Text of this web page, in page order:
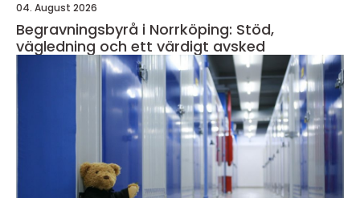
04. August 2026
Begravningsbyrå i Norrköping: Stöd,
vägledning och ett värdigt avsked